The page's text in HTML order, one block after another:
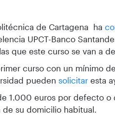
de Cartagena ha
UPCT-Banco
que este curso se van a
curso con un mínimo
puedensolicitaresta
1.000 euros por defecto
su domicilio habitual.